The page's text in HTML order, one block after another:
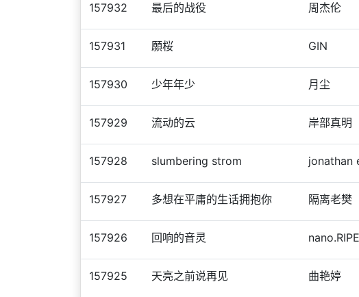
157932 最后的战役 周杰伦
157931 願桜 GIN
157930 少年年少 月尘
157929 流动的云 岸部真明
157928 slumbering strom jonathan
157927 多想在平庸的生话拥抱你 隔离老樊
157926 回响的音灵 nano.RIPE
157925 天亮之前说再见 曲艳婷